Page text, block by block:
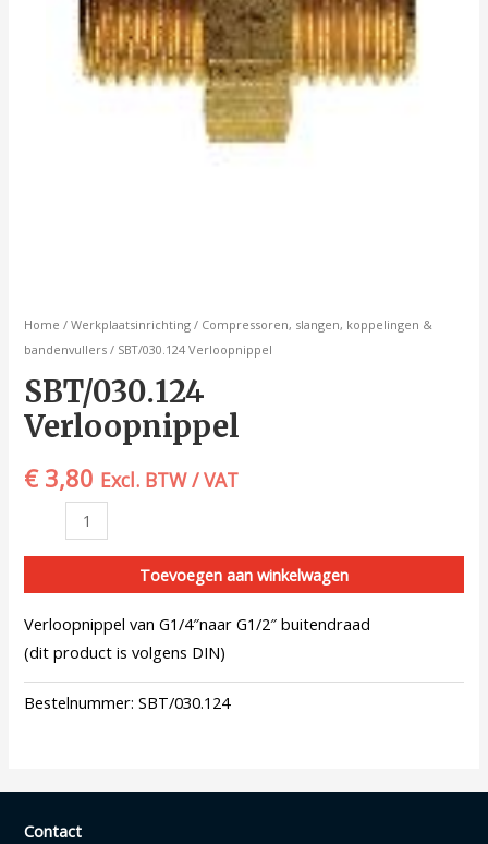
Home /Werkplaatsinrichting / Compressoren, slangen, koppelingen &
bandenvullers / SBT/030.124 Verloopnippel
SBT/030.124
Verloopnippel
€3,80 Excl. BTW / VAT
Toevoegen aan winkelwagen
Verloopnippel van G1/4″naar G1/2″ buitendraad
(dit product is volgens DIN)
Bestelnummer:SBT/030.124
Contact